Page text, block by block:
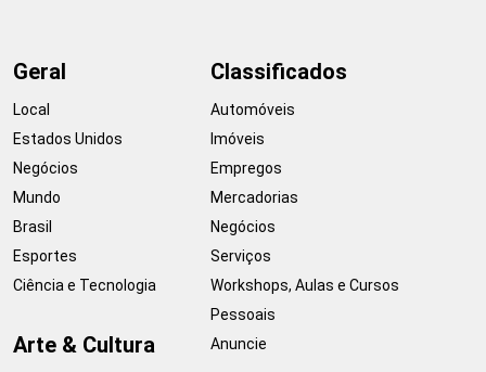
Geral
Local
Estados Unidos
Negócios
Mundo
Brasil
Esportes
Ciência e Tecnologia
Arte & Cultura
Classificados
Automóveis
Imóveis
Empregos
Mercadorias
Negócios
Serviços
Workshops, Aulas e Cursos
Pessoais
Anuncie